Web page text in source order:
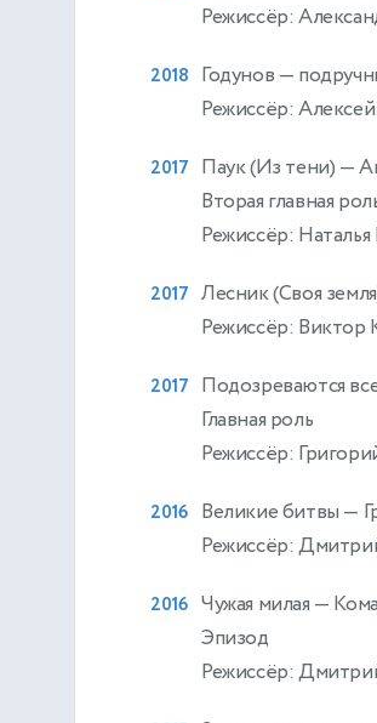
Режиссёр:
2018 Годунов —
Режиссёр:
2017 Паук (Из тени) —
Вторая главная
Режиссёр:
2017 Лесник (Своя
Режиссёр: Виктор
2017 Подозреваются
Главная роль
Режиссёр:
2016 Великие битвы —
Режиссёр:
2016 Чужая милая —
Эпизод
Режиссёр: